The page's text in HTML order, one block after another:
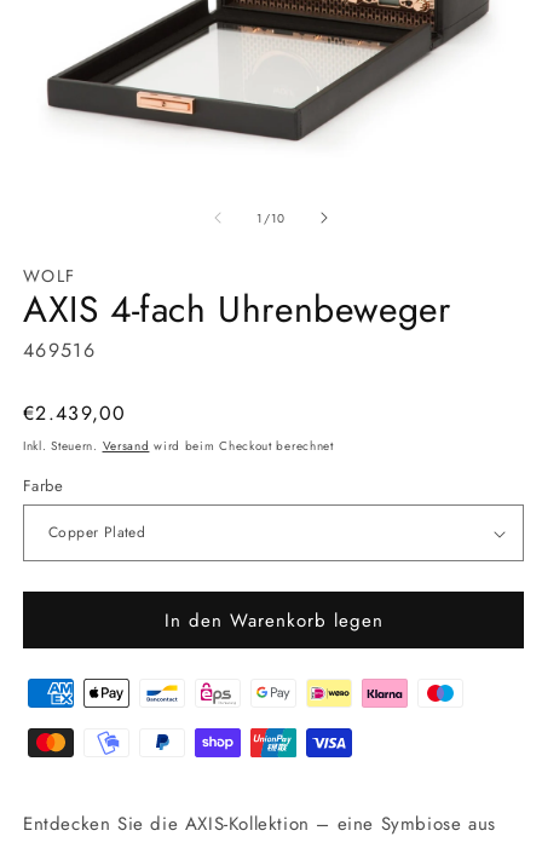
1 /von
10
WOLF
AXIS 4-fach Uhrenbeweger
SKU:
469516
Normaler
Preis
€2.439,00
Inkl. Steuern. Versand wird beim Checkout berechnet
Farbe
In den Warenkorb legen
Entdecken Sie die AXIS-Kollektion – eine Symbiose aus